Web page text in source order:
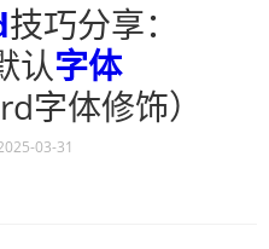
技巧分享：
认字体
字体修饰）
03-31